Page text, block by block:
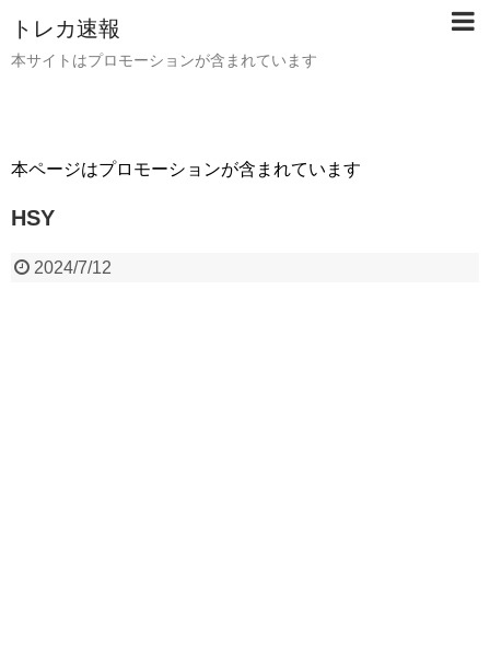
トレカ速報
本サイトはプロモーションが含まれています
本ページはプロモーションが含まれています
HSY
2024/7/12